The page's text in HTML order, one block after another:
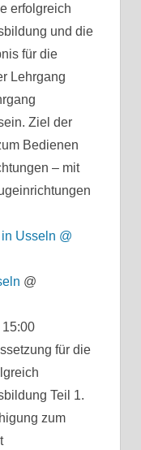
erfolgreich
und die
für die
Lehrgang
Ziel der
Bedienen
– mit
in Usseln @
@
für die
Teil 1.
zum